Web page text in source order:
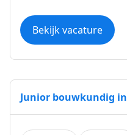
Bekijk vacature
Junior bouwkundig